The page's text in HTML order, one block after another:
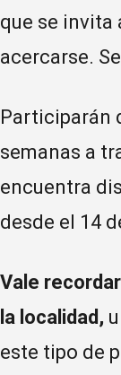
que se invita
acercarse.
Participarán
semanas a
encuentra
desde el 14
Vale
la localidad,
este tipo de